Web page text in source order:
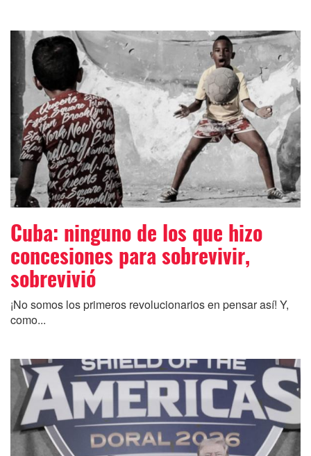
Cuba: ninguno de los que hizo
concesiones para sobrevivir,
sobrevivió
¡No somos los primeros revolucionarios en pensar así! Y,
como...